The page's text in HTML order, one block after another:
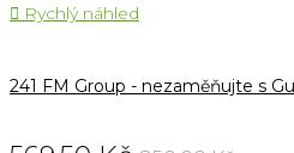
 Rychlý náhled
241 FM Group - nezaměňujte s